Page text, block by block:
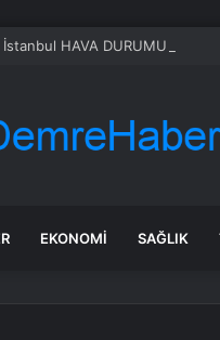
HAVA DURUMU! Yarın
EKONOMI SAĞLIK